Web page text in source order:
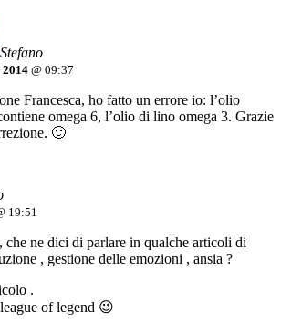
Stefano
@ 09:37
Francesca, ho fatto un errore io: l’olio
omega 6, l’olio di lino omega 3. Grazie
🙂
19:51
che ne dici di parlare in qualche articoli di
, gestione delle emozioni , ansia ?
.
of legend 😉